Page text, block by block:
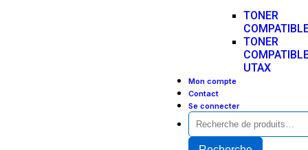
TONER
TONER
UTAX
Mon compte
Contact
Se connecter